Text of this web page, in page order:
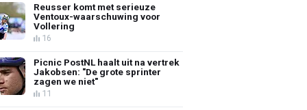
Reusser komt met serieuze
Ventoux-waarschuwing voor
Vollering
16
Picnic PostNL haalt uit na vertrek
Jakobsen: "De grote sprinter
zagen we niet"
11